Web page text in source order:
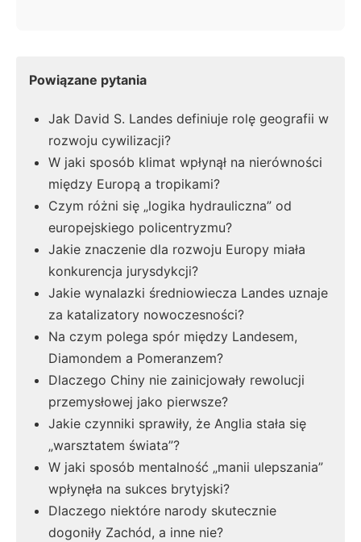
Powiązane pytania
Jak David S. Landes definiuje rolę geografii w
rozwoju cywilizacji?
W jaki sposób klimat wpłynął na nierówności
między Europą a tropikami?
Czym różni się „logika hydrauliczna” od
europejskiego policentryzmu?
Jakie znaczenie dla rozwoju Europy miała
konkurencja jurysdykcji?
Jakie wynalazki średniowiecza Landes uznaje
za katalizatory nowoczesności?
Na czym polega spór między Landesem,
Diamondem a Pomeranzem?
Dlaczego Chiny nie zainicjowały rewolucji
przemysłowej jako pierwsze?
Jakie czynniki sprawiły, że Anglia stała się
„warsztatem świata”?
W jaki sposób mentalność „manii ulepszania”
wpłynęła na sukces brytyjski?
Dlaczego niektóre narody skutecznie
dogoniły Zachód, a inne nie?